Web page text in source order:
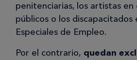
penitenciarias, los artistas en
públicos o los discapacitados
Especiales de Empleo.
Por el contrario, quedan